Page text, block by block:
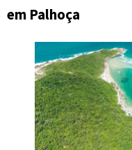
em Palhoça